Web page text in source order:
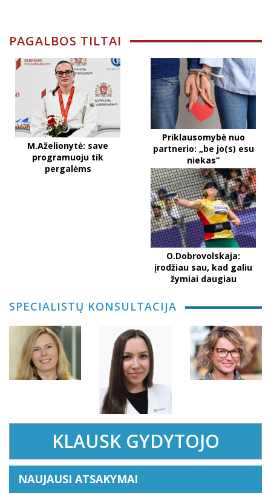
PAGALBOS TILTAI
M.Aželionytė: save
programuoju tik
pergalėms
Priklausomybė nuo
partnerio: „be jo(s) esu
niekas“
O.Dobrovolskaja:
įrodžiau sau, kad galiu
žymiai daugiau
SPECIALISTŲ KONSULTACIJA
KLAUSK GYDYTOJO
NAUJAUSI ATSAKYMAI